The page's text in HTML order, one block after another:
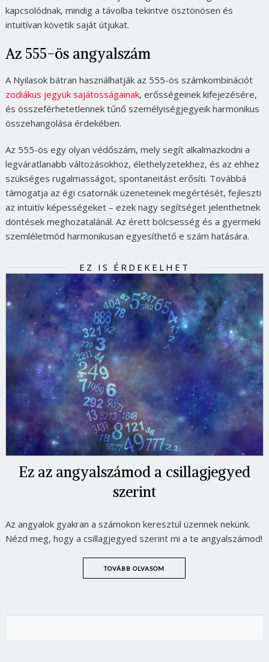
kapcsolódnak, mindig a távolba tekintve ösztönösen és
intuitívan követik saját útjukat.
Az 555-ös angyalszám
A Nyilasok bátran használhatják az 555-ös számkombinációt
zodiákus jegyük sajátosságainak, erősségeinek kifejezésére,
és összeférhetetlennek tűnő személyiségjegyeik harmonikus
összehangolása érdekében.
Az 555-ös egy olyan védőszám, mely segít alkalmazkodni a
legváratlanabb változásokhoz, élethelyzetekhez, és az ehhez
szükséges rugalmasságot, spontaneitást erősíti. Továbbá
támogatja az égi csatornák üzeneteinek megértését, fejleszti
az intuitív képességeket – ezek nagy segítséget jelenthetnek
döntések meghozatalánál. Az érett bölcsesség és a gyermeki
szemléletmód harmonikusan egyesíthető e szám hatására.
EZ IS ÉRDEKELHET
Ez az angyalszámod a csillagjegyed
szerint
Az angyalok gyakran a számokon keresztül üzennek nekünk.
Nézd meg, hogy a csillagjegyed szerint mi a te angyalszámod!
TOVÁBB OLVASOM